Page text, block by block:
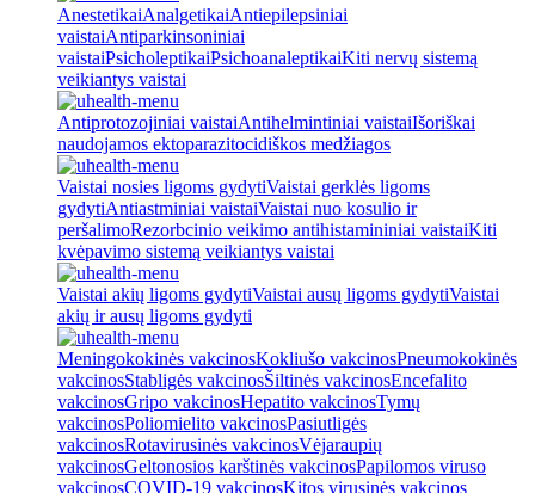
AnestetikaiAnalgetikaiAntiepilepsiniai
vaistaiAntiparkinsoniniai
vaistaiPsicholeptikaiPsichoanaleptikaiKiti nervų sistemą
veikiantys vaistai
Antiprotozojiniai vaistaiAntihelmintiniai vaistaiIšoriškai
naudojamos ektoparazitocidiškos medžiagos
Vaistai nosies ligoms gydytiVaistai gerklės ligoms
gydytiAntiastminiai vaistaiVaistai nuo kosulio ir
peršalimoRezorbcinio veikimo antihistamininiai vaistaiKiti
kvėpavimo sistemą veikiantys vaistai
Vaistai akių ligoms gydytiVaistai ausų ligoms gydytiVaistai
akių ir ausų ligoms gydyti
Meningokokinės vakcinosKokliušo vakcinosPneumokokinės
vakcinosStabligės vakcinosŠiltinės vakcinosEncefalito
vakcinosGripo vakcinosHepatito vakcinosTymų
vakcinosPoliomielito vakcinosPasiutligės
vakcinosRotavirusinės vakcinosVėjaraupių
vakcinosGeltonosios karštinės vakcinosPapilomos viruso
vakcinosCOVID-19 vakcinosKitos virusinės vakcinos